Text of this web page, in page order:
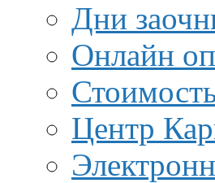
Дни
Онлайн
Центр